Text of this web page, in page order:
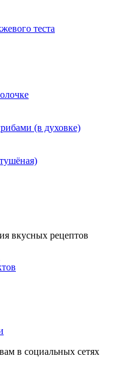
теста
(в духовке)
вкусных рецептов
в социальных сетях